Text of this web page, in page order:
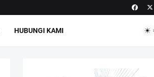
HUBUNGI KAMI